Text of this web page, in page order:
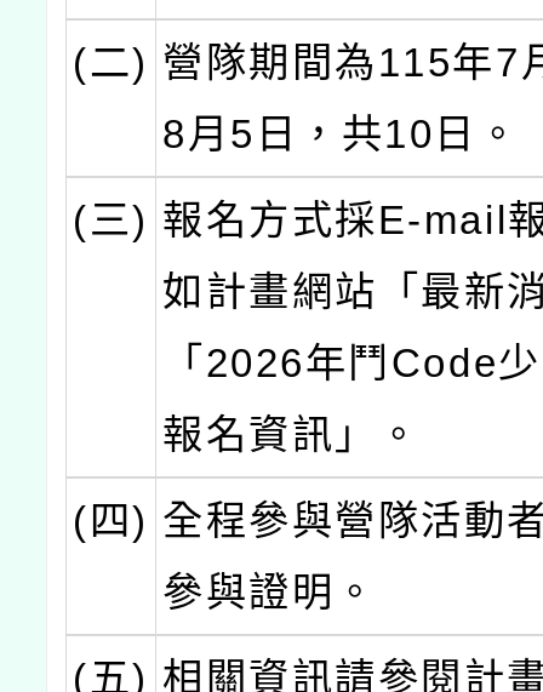
(二) 營隊期間為115年7
8月5日，共10日。
(三) 報名方式採E-mail
如計畫網站「最新
「2026年鬥Code
報名資訊」。
(四) 全程參與營隊活動
參與證明。
(五) 相關資訊請參閱計